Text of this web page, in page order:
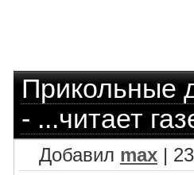
Прикольные
- ...читает
Добавил max |